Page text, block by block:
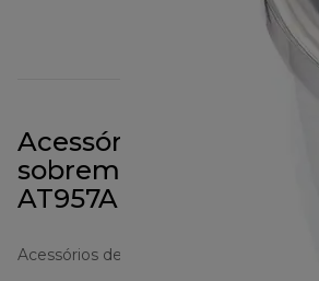
Acessório para taça
sobremesas geladas
AT957A Branco
Acessórios de preparação de alimentos